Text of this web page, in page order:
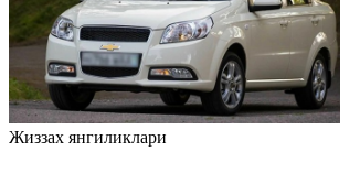
Жиззах янгиликлари